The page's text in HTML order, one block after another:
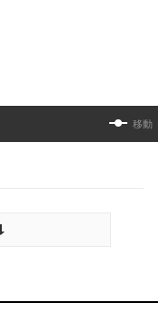
移動